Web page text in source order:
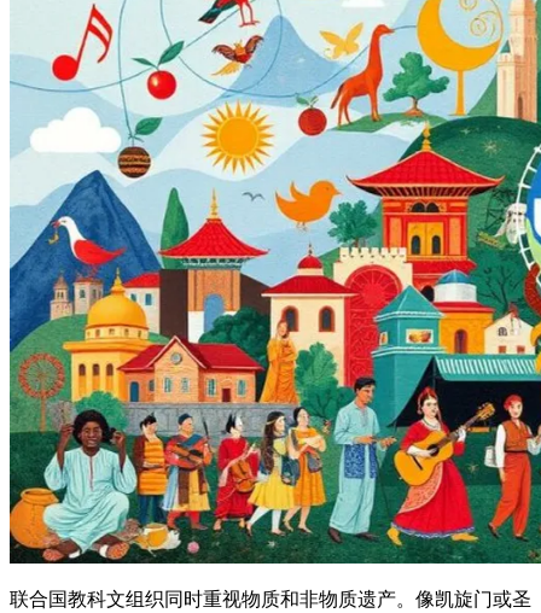
联合国教科文组织同时重视物质和非物质遗产。像凯旋门或圣